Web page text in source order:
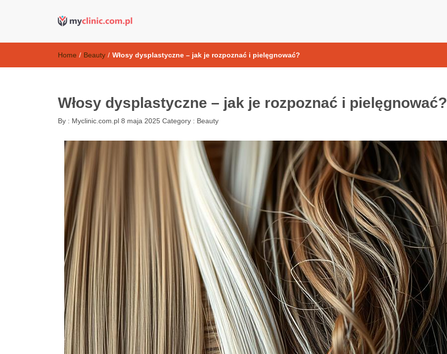
Home / Beauty / Włosy dysplastyczne – jak je rozpoznać i pielęgnować?
Włosy dysplastyczne – jak je rozpoznać i pielęgnować?
By : Myclinic.com.pl 8 maja 2025 Category : Beauty